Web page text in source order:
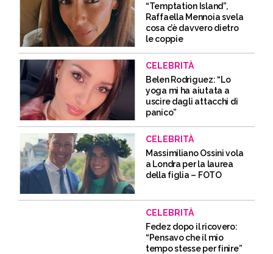
“Temptation Island”,
Raffaella Mennoia svela
cosa c’è davvero dietro
le coppie
CELEBRITÀ
Belen Rodriguez: “Lo
yoga mi ha aiutata a
uscire dagli attacchi di
panico”
CELEBRITÀ
Massimiliano Ossini vola
a Londra per la laurea
della figlia – FOTO
CELEBRITÀ
Fedez dopo il ricovero:
“Pensavo che il mio
tempo stesse per finire”